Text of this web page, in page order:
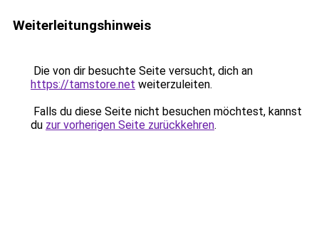
Weiterleitungshinweis
Die von dir besuchte Seite versucht, dich an
https://tamstore.net weiterzuleiten.
Falls du diese Seite nicht besuchen möchtest, kannst
du zur vorherigen Seite zurückkehren.